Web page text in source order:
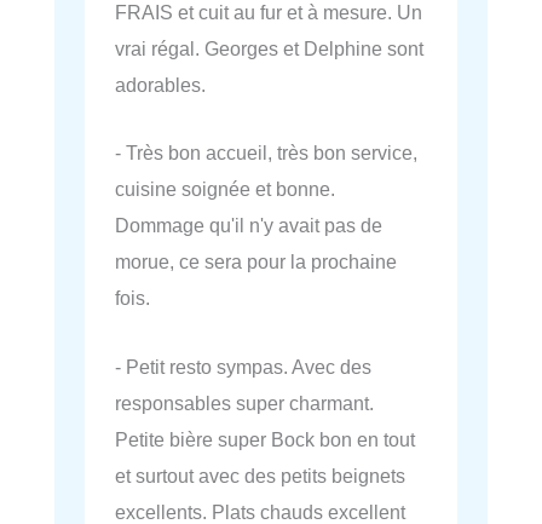
FRAIS et cuit au fur et à mesure. Un
vrai régal. Georges et Delphine sont
adorables.
- Très bon accueil, très bon service,
cuisine soignée et bonne.
Dommage qu'il n'y avait pas de
morue, ce sera pour la prochaine
fois.
- Petit resto sympas. Avec des
responsables super charmant.
Petite bière super Bock bon en tout
et surtout avec des petits beignets
excellents. Plats chauds excellent